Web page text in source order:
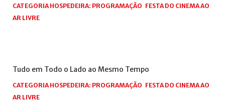
CATEGORIA HOSPEDEIRA: PROGRAMAÇÃO FESTA DO CINEMA AO
AR LIVRE
Tudo em Todo o Lado ao Mesmo Tempo
CATEGORIA HOSPEDEIRA: PROGRAMAÇÃO FESTA DO CINEMA AO
AR LIVRE